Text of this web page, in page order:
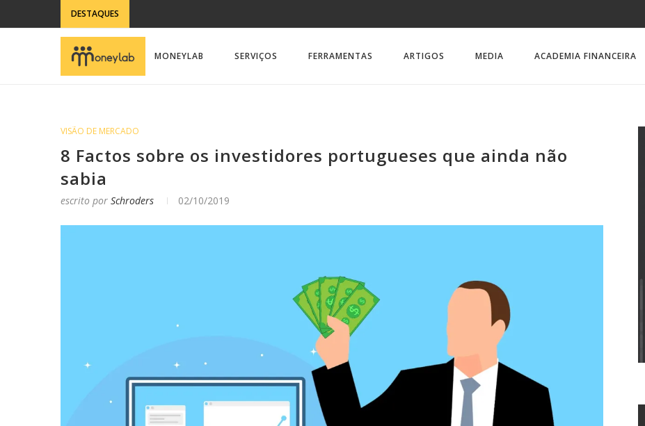
DESTAQUES
MONEYLAB SERVIÇOS FERRAMENTAS ARTIGOS MEDIA ACADEMIA FINANCEIRA
VISÃO DE MERCADO
8 Factos sobre os investidores portugueses que ainda não
sabia
escrito por Schroders 02/10/2019